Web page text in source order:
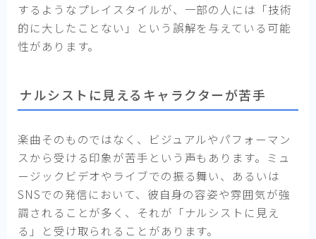
するようなプレイスタイルが、一部の人には「技術
的に大したことない」という誤解を与えている可能
性があります。
ナルシストに見えるキャラクターが苦手
楽曲そのものではなく、ビジュアルやパフォーマン
スから受ける印象が苦手という声もあります。ミュ
ージックビデオやライブでの振る舞い、あるいは
SNSでの発信において、彼自身の容姿や雰囲気が強
調されることが多く、それが「ナルシストに見え
る」と受け取られることがあります。